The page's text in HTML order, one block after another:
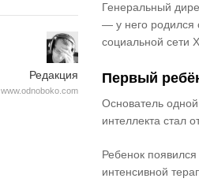
Редакция
www.odnoboko.com
Генеральный
— у него родился
социальной сети X.
Первый
Основатель
интеллекта стал
Ребенок
интенсивной